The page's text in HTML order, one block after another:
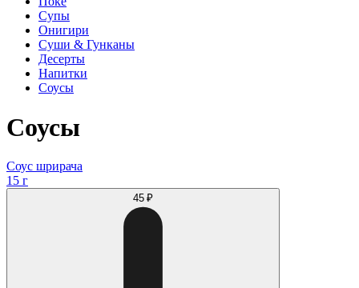
Супы
Онигири
Суши & Гунканы
Десерты
Напитки
Соусы
Соусы
Соус шрирача
15 г
45 ₽